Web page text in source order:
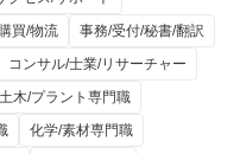
買/物流
事務/受付/秘書/翻訳
コンサル/士業/リサーチャー
木/プラント専門職
化学/素材専門職